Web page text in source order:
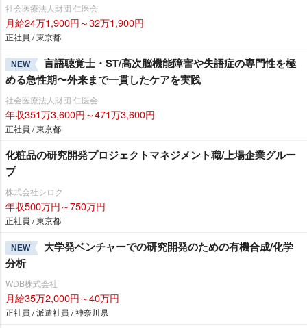
社会医療法人財団 仁医会
月給24万1,900円～32万1,900円
正社員 / 東京都
NEW
言語聴覚士・ST/高次脳機能障害や失語症の専門性を極
める急性期〜外来まで一貫したケアを実践
社会医療法人財団 仁医会
年収351万3,600円～471万3,600円
正社員 / 東京都
化粧品の研究開発プロジェクトマネジメント職/上場企業グルー
プ
株式会社シロク
年収500万円～750万円
正社員 / 東京都
NEW
大学発ベンチャーでの研究開発のための有機合成/化学
分析
WDB株式会社
月給35万2,000円～40万円
正社員 / 派遣社員 / 神奈川県